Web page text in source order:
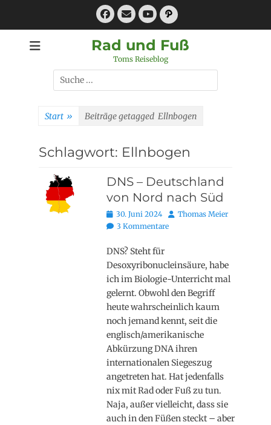
Facebook
E-
MailYouTube
Pfad
Rad und Fuß
Toms Reiseblog
Suchen
nach:
Start » Beiträge getagged Ellnbogen
Schlagwort: Ellnbogen
DNS – Deutschland
von Nord nach Süd
Posted
on
30. Juni 2024 AutorThomas Meier
3 Kommentare
DNS? Steht für
Desoxyribonucleinsäure, habe
ich im Biologie-Unterricht mal
gelernt. Obwohl den Begriff
heute wahrscheinlich kaum
noch jemand kennt, seit die
englisch/amerikanische
Abkürzung DNA ihren
internationalen Siegeszug
angetreten hat. Hat jedenfalls
nix mit Rad oder Fuß zu tun.
Naja, außer vielleicht, dass sie
auch in den Füßen steckt – aber